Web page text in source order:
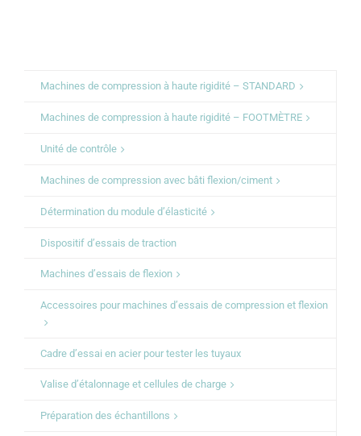
Machines de compression à haute rigidité – STANDARD
Machines de compression à haute rigidité – FOOTMÈTRE
Unité de contrôle
Machines de compression avec bâti flexion/ciment
Détermination du module d’élasticité
Dispositif d’essais de traction
Machines d’essais de flexion
Accessoires pour machines d’essais de compression et flexion
Cadre d’essai en acier pour tester les tuyaux
Valise d’étalonnage et cellules de charge
Préparation des échantillons